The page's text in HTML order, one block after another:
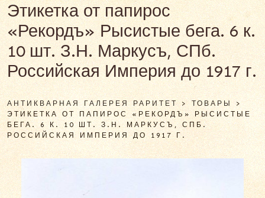
Этикетка от папирос
«Рекордъ» Рысистые бега. 6 к.
10 шт. З.Н. Маркусъ, СПб.
Российская Империя до 1917 г.
АНТИКВАРНАЯ ГАЛЕРЕЯ РАРИТЕТ >ТОВАРЫ>
ЭТИКЕТКА ОТ ПАПИРОС «РЕКОРДЪ» РЫСИСТЫЕ
БЕГА. 6 К. 10 ШТ. З.Н. МАРКУСЪ, СПБ.
РОССИЙСКАЯ ИМПЕРИЯ ДО 1917 Г.